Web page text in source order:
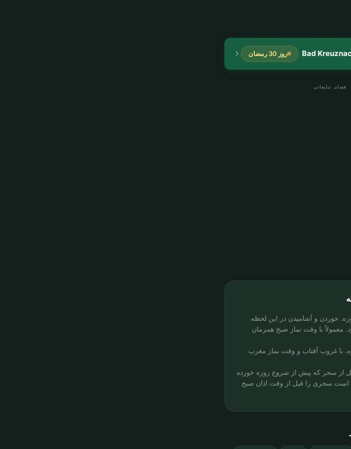
روز 30 رمضان
فضای تبلیغاتی
خوردن و آشامیدن در این لحظه
با وقت نماز صبح همزمان
با غروب آفتاب و وقت نماز مغرب
از سحر که پیش از شروع روزه خورده
سحری را قبل از وقت اذان صبح